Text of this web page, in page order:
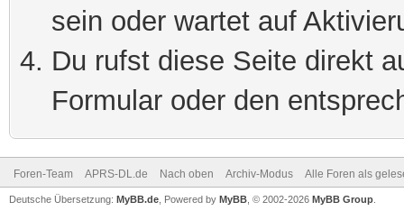
sein oder wartet auf
Du rufst diese Seite direkt
Formular oder den
Foren-Team APRS-DL.de Nach oben Archiv-Modus Alle Foren als
Deutsche Übersetzung: MyBB.de , Powered by MyBB , © 2002-2026 MyBB Group